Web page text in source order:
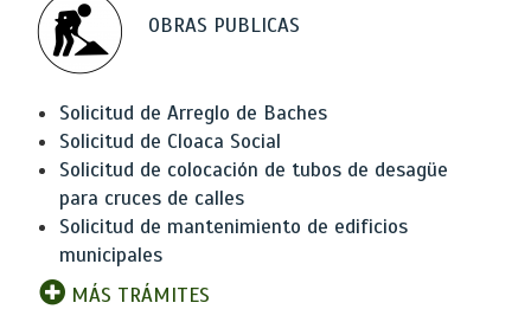
OBRAS PUBLICAS
Solicitud de Arreglo de Baches
Solicitud de Cloaca Social
Solicitud de colocación de tubos de desagüe
para cruces de calles
Solicitud de mantenimiento de edificios
municipales
MÁS TRÁMITES